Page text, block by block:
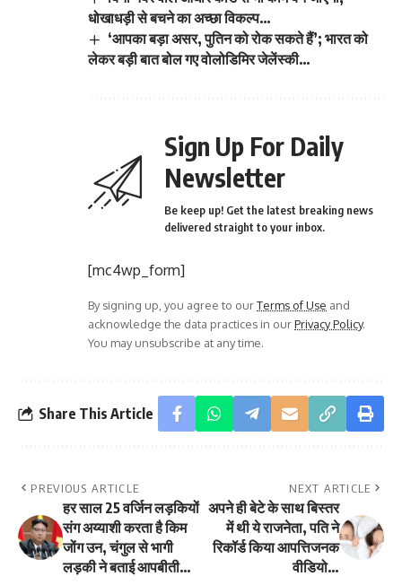
धोखाधड़ी से बचने का अच्छा विकल्प…
‘आपका बड़ा असर, पुतिन को रोक सकते हैं’; भारत को
लेकर बड़ी बात बोल गए वोलोडिमिर जेलेंस्की…
Sign Up For Daily
Newsletter
Be keep up! Get the latest breaking news
delivered straight to your inbox.
[mc4wp_form]
By signing up, you agree to ourTerms of Use and
acknowledge the data practices in ourPrivacy Policy.
You may unsubscribe at any time.
Share This Article
PREVIOUS ARTICLE
हर साल 25 वर्जिन लड़कियों
संग अय्याशी करता है किम
जोंग उन, चंगुल से भागी
लड़की ने बताई आपबीती…
NEXT ARTICLE
अपने ही बेटे के साथ बिस्तर
में थी ये राजनेता, पति ने
रिकॉर्ड किया आपत्तिजनक
वीडियो…